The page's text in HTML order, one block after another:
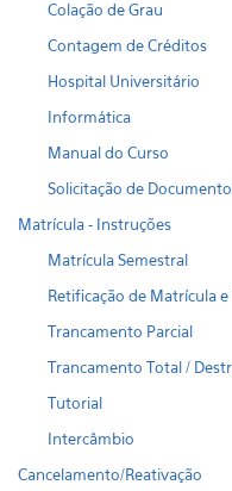
Colação de Grau
Contagem de Créditos
Hospital Universitário
Informática
Manual do Curso
Solicitação de
Matrícula - Instruções
Matrícula Semestral
Retificação de Matrícula
Trancamento Parcial
Trancamento Total /
Tutorial
Intercâmbio
Cancelamento/Reativação